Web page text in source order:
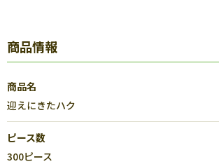
商品情報
商品名
迎えにきたハク
ピース数
300ピース